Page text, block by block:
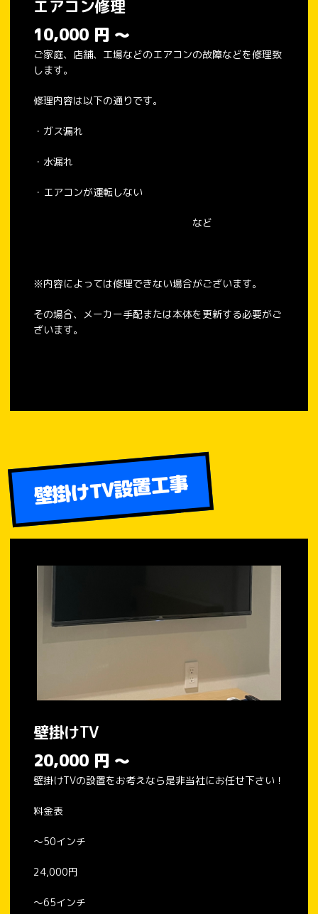
エアコン修理
10,000 円 ～
ご家庭、店舗、工場などのエアコンの故障などを修理致
します。
修理内容は以下の通りです。
・ガス漏れ
・水漏れ
・エアコンが運転しない
など
※内容によっては修理できない場合がございます。
その場合、メーカー手配または本体を更新する必要がご
ざいます。
壁掛けTV設置工事
壁掛けTV
20,000 円 ～
壁掛けTVの設置をお考えなら是非当社にお任せ下さい！
料金表
〜50インチ
24,000円
〜65インチ